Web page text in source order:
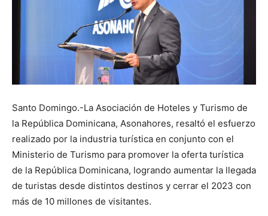
Santo Domingo.-La Asociación de Hoteles y Turismo de
la República Dominicana, Asonahores, resaltó el esfuerzo
realizado por la industria turística en conjunto con el
Ministerio de Turismo para promover la oferta turística
de la República Dominicana, logrando aumentar la llegada
de turistas desde distintos destinos y cerrar el 2023 con
más de 10 millones de visitantes.